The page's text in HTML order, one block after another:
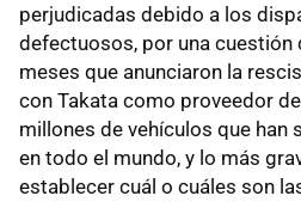
perjudicadas debido a los
defectuosos, por una cuestión
meses que anunciaron la
con Takata como proveedor
millones de vehículos que han
en todo el mundo, y lo más
establecer cuál o cuáles son